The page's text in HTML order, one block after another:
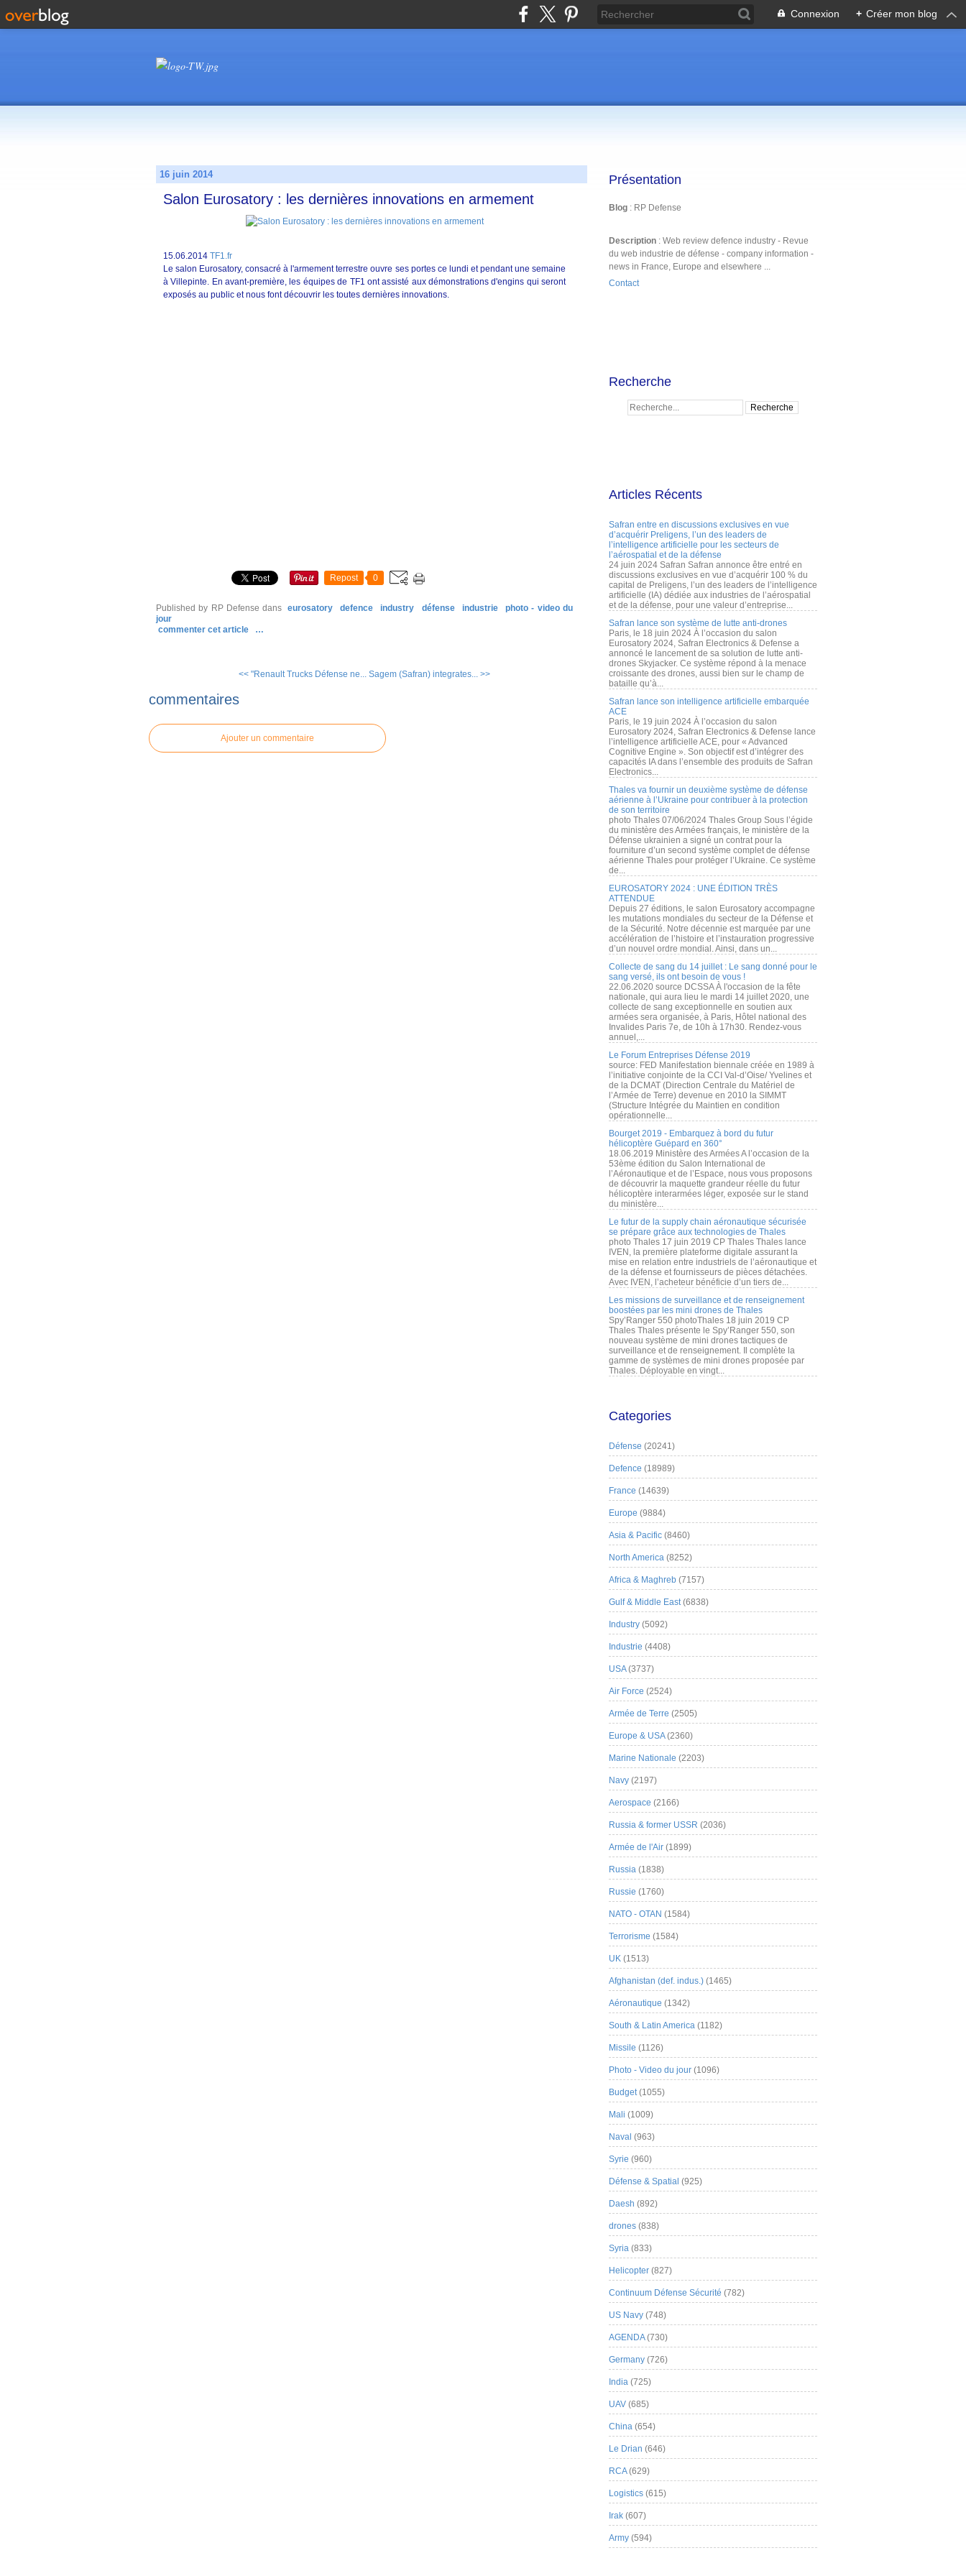
Connexion + Créer mon blog
16 juin 2014
Salon Eurosatory : les dernières innovations en armement
15.06.2014 TF1.fr
Le salon Eurosatory, consacré à l'armement terrestre ouvre ses portes ce lundi et pendant une semaine
à Villepinte. En avant-première, les équipes de TF1 ont assisté aux démonstrations d'engins qui seront
exposés au public et nous font découvrir les toutes dernières innovations.
Repost 0
Published by RP Defense dans eurosatory defence industry défense industrie
photo - video du
jour
commenter cet article
…
<< "Renault Trucks Défense ne... Sagem (Safran) integrates... >>
commentaires
Ajouter un commentaire
Présentation
Blog : RP Defense
Description : Web review defence industry - Revue
du web industrie de défense - company information -
news in France, Europe and elsewhere ...
Contact
Recherche
Articles Récents
Safran entre en discussions exclusives en vue
d’acquérir Preligens, l’un des leaders de
l’intelligence artificielle pour les secteurs de
l’aérospatial et de la défense
24 juin 2024 Safran Safran annonce être entré en
discussions exclusives en vue d’acquérir 100 % du
capital de Preligens, l’un des leaders de l’intelligence
artificielle (IA) dédiée aux industries de l’aérospatial
et de la défense, pour une valeur d’entreprise...
Safran lance son système de lutte anti-drones
Paris, le 18 juin 2024 À l’occasion du salon
Eurosatory 2024, Safran Electronics & Defense a
annoncé le lancement de sa solution de lutte anti-
drones Skyjacker. Ce système répond à la menace
croissante des drones, aussi bien sur le champ de
bataille qu’à...
Safran lance son intelligence artificielle embarquée
ACE
Paris, le 19 juin 2024 À l’occasion du salon
Eurosatory 2024, Safran Electronics & Defense lance
l’intelligence artificielle ACE, pour « Advanced
Cognitive Engine ». Son objectif est d’intégrer des
capacités IA dans l’ensemble des produits de Safran
Electronics...
Thales va fournir un deuxième système de défense
aérienne à l’Ukraine pour contribuer à la protection
de son territoire
photo Thales 07/06/2024 Thales Group Sous l’égide
du ministère des Armées français, le ministère de la
Défense ukrainien a signé un contrat pour la
fourniture d’un second système complet de défense
aérienne Thales pour protéger l’Ukraine. Ce système
de...
EUROSATORY 2024 : UNE ÉDITION TRÈS
ATTENDUE
Depuis 27 éditions, le salon Eurosatory accompagne
les mutations mondiales du secteur de la Défense et
de la Sécurité. Notre décennie est marquée par une
accélération de l’histoire et l’instauration progressive
d’un nouvel ordre mondial. Ainsi, dans un...
Collecte de sang du 14 juillet : Le sang donné pour le
sang versé, ils ont besoin de vous !
22.06.2020 source DCSSA À l'occasion de la fête
nationale, qui aura lieu le mardi 14 juillet 2020, une
collecte de sang exceptionnelle en soutien aux
armées sera organisée, à Paris, Hôtel national des
Invalides Paris 7e, de 10h à 17h30. Rendez-vous
annuel,...
Le Forum Entreprises Défense 2019
source: FED Manifestation biennale créée en 1989 à
l’initiative conjointe de la CCI Val-d’Oise/ Yvelines et
de la DCMAT (Direction Centrale du Matériel de
l’Armée de Terre) devenue en 2010 la SIMMT
(Structure Intégrée du Maintien en condition
opérationnelle...
Bourget 2019 - Embarquez à bord du futur
hélicoptère Guépard en 360°
18.06.2019 Ministère des Armées A l’occasion de la
53ème édition du Salon International de
l’Aéronautique et de l’Espace, nous vous proposons
de découvrir la maquette grandeur réelle du futur
hélicoptère interarmées léger, exposée sur le stand
du ministère...
Le futur de la supply chain aéronautique sécurisée
se prépare grâce aux technologies de Thales
photo Thales 17 juin 2019 CP Thales Thales lance
IVEN, la première plateforme digitale assurant la
mise en relation entre industriels de l’aéronautique et
de la défense et fournisseurs de pièces détachées.
Avec IVEN, l’acheteur bénéficie d’un tiers de...
Les missions de surveillance et de renseignement
boostées par les mini drones de Thales
Spy’Ranger 550 photoThales 18 juin 2019 CP
Thales Thales présente le Spy’Ranger 550, son
nouveau système de mini drones tactiques de
surveillance et de renseignement. Il complète la
gamme de systèmes de mini drones proposée par
Thales. Déployable en vingt...
Categories
Défense (20241)
Defence (18989)
France (14639)
Europe (9884)
Asia & Pacific (8460)
North America (8252)
Africa & Maghreb (7157)
Gulf & Middle East(6838)
Industry (5092)
Industrie (4408)
USA(3737)
Air Force (2524)
Armée de Terre (2505)
Europe & USA(2360)
Marine Nationale (2203)
Navy (2197)
Aerospace (2166)
Russia & former USSR (2036)
Armée de l'Air (1899)
Russia (1838)
Russie (1760)
NATO - OTAN (1584)
Terrorisme (1584)
UK (1513)
Afghanistan (def. indus.) (1465)
Aéronautique (1342)
South & Latin America (1182)
Missile (1126)
Photo - Video du jour (1096)
Budget(1055)
Mali (1009)
Naval (963)
Syrie (960)
Défense & Spatial (925)
Daesh (892)
drones (838)
Syria (833)
Helicopter (827)
Continuum Défense Sécurité (782)
US Navy (748)
AGENDA(730)
Germany (726)
India (725)
UAV (685)
China (654)
Le Drian (646)
RCA(629)
Logistics (615)
Irak (607)
Army (594)